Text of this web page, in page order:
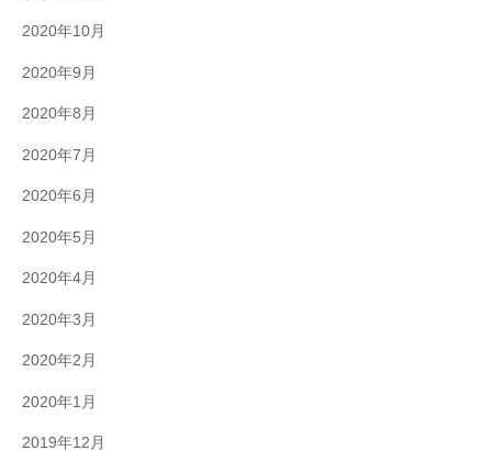
2020年10月
2020年9月
2020年8月
2020年7月
2020年6月
2020年5月
2020年4月
2020年3月
2020年2月
2020年1月
2019年12月